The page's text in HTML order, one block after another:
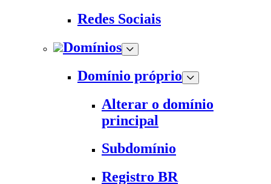
Redes Sociais
Domínios
Domínio próprio
Alterar o domínio
principal
Subdomínio
Registro BR